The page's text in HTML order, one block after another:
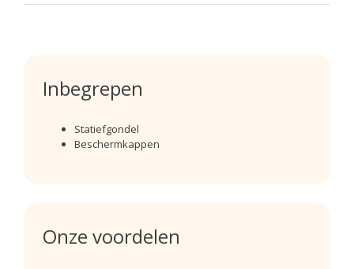
Inbegrepen
Statiefgondel
Beschermkappen
Onze voordelen